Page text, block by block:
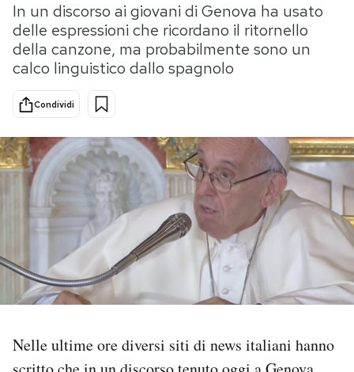
Tecnologia
Internet
Scienza
Cultura
Economia
Storie/Idee
Ok Boomer!
Media
Europa
PODCAST
NEWSLETTER
I MIEI PREFERITI
SHOP
In un discorso ai giovani di Genova ha usato
delle espressioni che ricordano il ritornello
della canzone, ma probabilmente sono un
calco linguistico dallo spagnolo
Condividi
Nelle ultime ore diversi siti di news italiani hanno